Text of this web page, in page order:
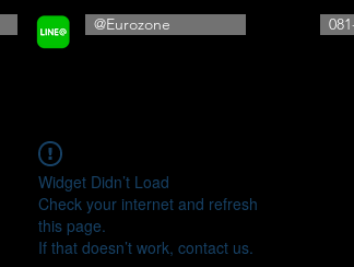
@Eurozone
Widget Didn’t Load
Check your internet and refresh
this page.
If that doesn’t work, contact us.